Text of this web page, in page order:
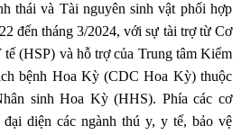
thái và Tài nguyên sinh vật phối hợp
đến tháng 3/2024, với sự tài trợ từ Cơ
(HSP) và hỗ trợ của Trung tâm Kiểm
bệnh Hoa Kỳ (CDC Hoa Kỳ) thuộc
sinh Hoa Kỳ (HHS). Phía các cơ
diện các ngành thú y, y tế, bảo vệ